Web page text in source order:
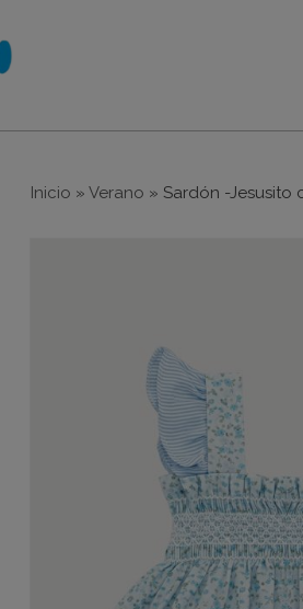
Inicio » Verano » Sardón -Jesusito